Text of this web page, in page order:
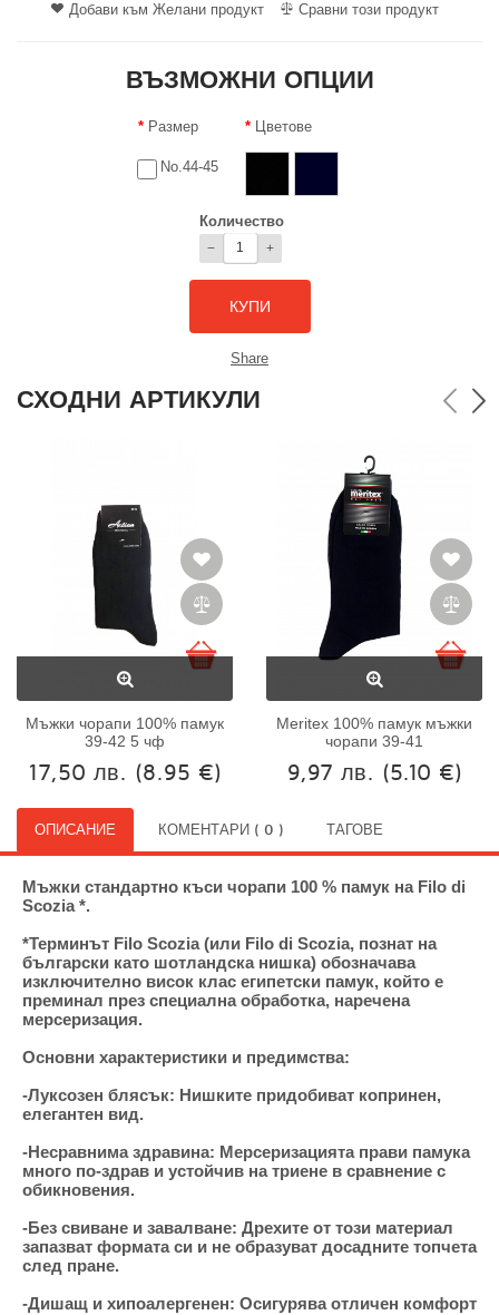
Добави към Желани продукт Сравни този продукт
ВЪЗМОЖНИ ОПЦИИ
Размер
No.44-45
Цветове
Количество
− +
Share
СХОДНИ АРТИКУЛИ
Мъжки чорапи 100% памук
39-42 5 чф
17,50 лв. (8.95 €)
Meritex 100% памук мъжки
чорапи 39-41
9,97 лв. (5.10 €)
ОПИСАНИЕ КОМЕНТАРИ ( 0 ) ТАГОВЕ
Мъжки стандартно къси чорапи 100 % памук на Filo di
Scozia *.
*Терминът Filo Scozia (или Filo di Scozia, познат на
български като шотландска нишка) обозначава
изключително висок клас египетски памук, който е
преминал през специална обработка, наречена
мерсеризация.
Основни характеристики и предимства:
-Луксозен блясък: Нишките придобиват копринен,
елегантен вид.
-Несравнима здравина: Мерсеризацията прави памука
много по-здрав и устойчив на триене в сравнение с
обикновения.
-Без свиване и завалване: Дрехите от този материал
запазват формата си и не образуват досадните топчета
след пране.
-Дишащ и хипоалергенен: Осигурява отличен комфорт